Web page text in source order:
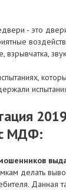
- это
взрывчатка,
МДФ:
делать
Данная